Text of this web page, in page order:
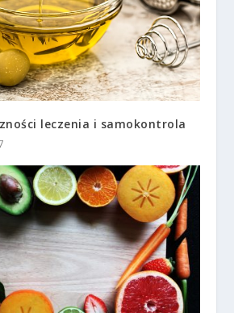
leczenia i samokontrola